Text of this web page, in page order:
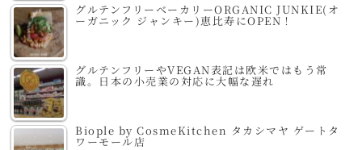
グルテンフリーベーカリーORGANIC JUNKIE(オ
ーガニック ジャンキー)恵比寿にOPEN！
グルテンフリーやVEGAN表記は欧米ではもう常
識。日本の小売業の対応に大幅な遅れ
Biople by CosmeKitchen タカシマヤ ゲートタ
ワーモール店